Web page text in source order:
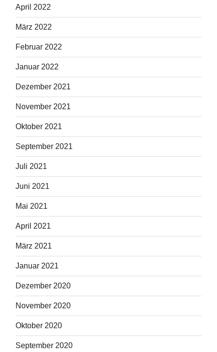
April 2022
März 2022
Februar 2022
Januar 2022
Dezember 2021
November 2021
Oktober 2021
September 2021
Juli 2021
Juni 2021
Mai 2021
April 2021
März 2021
Januar 2021
Dezember 2020
November 2020
Oktober 2020
September 2020